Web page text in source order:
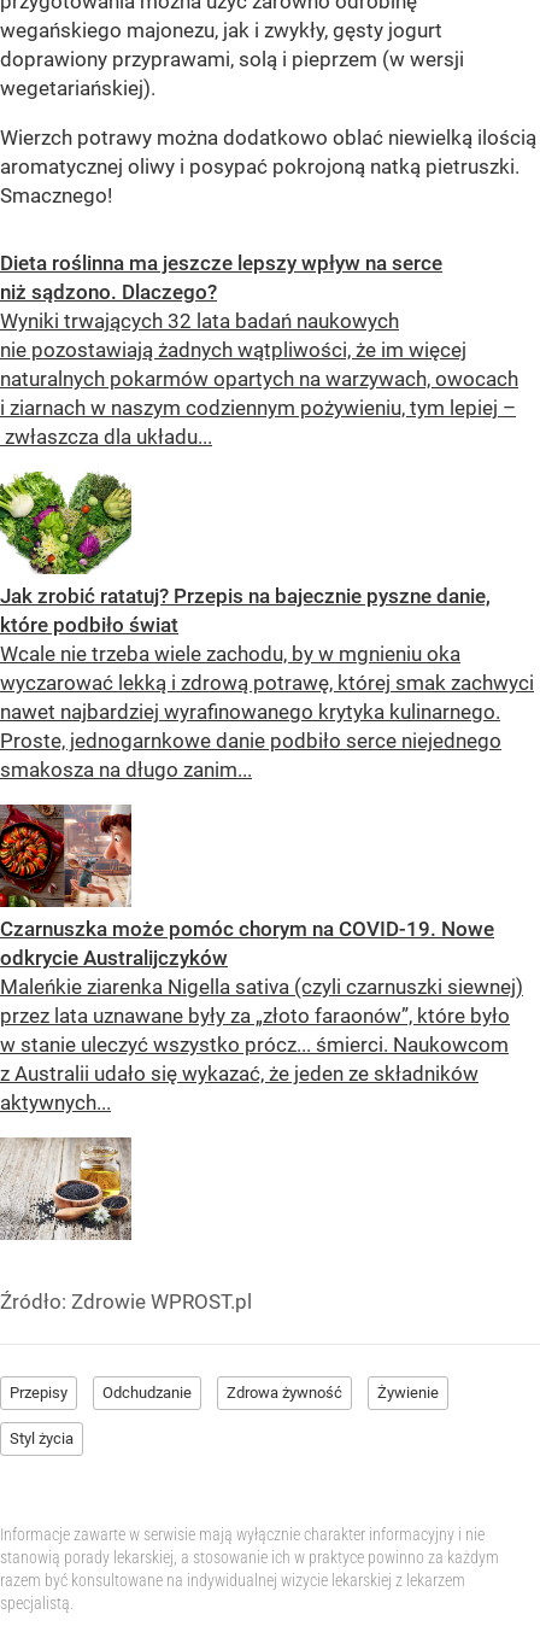
wegańskiego majonezu, jak i zwykły, gęsty jogurt
doprawiony przyprawami, solą i pieprzem (w wersji
wegetariańskiej).
Wierzch potrawy można dodatkowo oblać niewielką ilością
aromatycznej oliwy i posypać pokrojoną natką pietruszki.
Smacznego!
Dieta roślinna ma jeszcze lepszy wpływ na serce
niż sądzono. Dlaczego?
Wyniki trwających 32 lata badań naukowych
nie pozostawiają żadnych wątpliwości, że im więcej
naturalnych pokarmów opartych na warzywach, owocach
i ziarnach w naszym codziennym pożywieniu, tym lepiej –
zwłaszcza dla układu...
Jak zrobić ratatuj? Przepis na bajecznie pyszne danie,
które podbiło świat
Wcale nie trzeba wiele zachodu, by w mgnieniu oka
wyczarować lekką i zdrową potrawę, której smak zachwyci
nawet najbardziej wyrafinowanego krytyka kulinarnego.
Proste, jednogarnkowe danie podbiło serce niejednego
smakosza na długo zanim...
Czarnuszka może pomóc chorym na COVID-19. Nowe
odkrycie Australijczyków
Maleńkie ziarenka Nigella sativa (czyli czarnuszki siewnej)
przez lata uznawane były za „złoto faraonów”, które było
w stanie uleczyć wszystko prócz... śmierci. Naukowcom
z Australii udało się wykazać, że jeden ze składników
aktywnych...
Źródło: Zdrowie WPROST.pl
Przepisy Odchudzanie Zdrowa żywność Żywienie
Styl życia
Informacje zawarte w serwisie mają wyłącznie charakter informacyjny i nie
stanowią porady lekarskiej, a stosowanie ich w praktyce powinno za każdym
razem być konsultowane na indywidualnej wizycie lekarskiej z lekarzem
specjalistą.